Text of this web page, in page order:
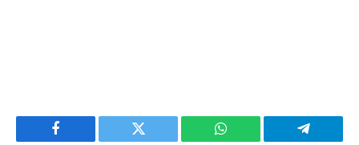
Facebook Twitter WhatsApp Telegram